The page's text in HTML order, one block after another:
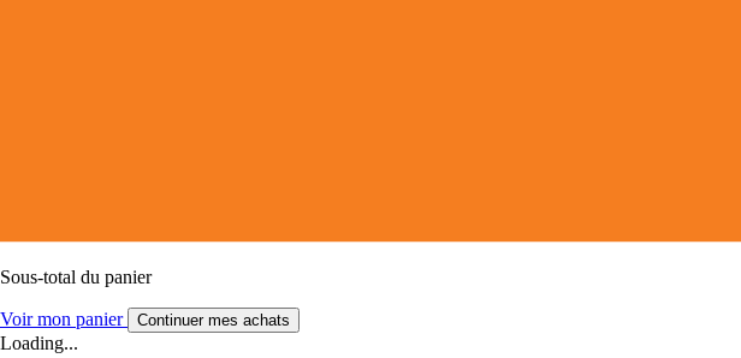
Sous-total du panier
Voir mon panier Continuer mes achats
Loading...